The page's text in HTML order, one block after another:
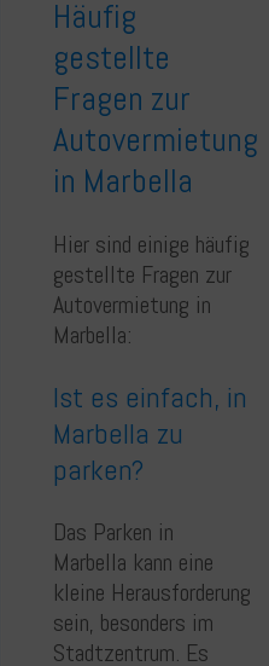
Häufig
gestellte
Fragen zur
Autovermietung
in Marbella
Hier sind einige häufig
gestellte Fragen zur
Autovermietung in
Marbella:
Ist es einfach, in
Marbella zu
parken?
Das Parken in
Marbella kann eine
kleine Herausforderung
sein, besonders im
Stadtzentrum. Es